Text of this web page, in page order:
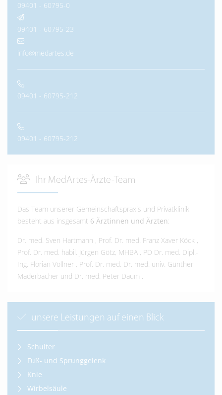
09401 - 60795-0
09401 - 60795-23
info@medartes.de
09401 - 60795-212
09401 - 60795-212
Ihr MedArtes-Ärzte-Team
Das Team unserer Gemeinschaftspraxis und Privatklinik
besteht aus insgesamt 6 Ärztinnen und Ärzten:
Dr. med. Sven Hartmann , Prof. Dr. med. Franz Xaver Köck ,
Prof. Dr. med. habil. Jürgen Götz, MHBA , PD Dr. med. Dipl.-
Ing. Florian Völlner , Prof. Dr. med. Dr. med. univ. Günther
Maderbacher und Dr. med. Peter Daum .
unsere Leistungen auf einen Blick
Schulter
Fuß- und Sprunggelenk
Knie
Wirbelsäule